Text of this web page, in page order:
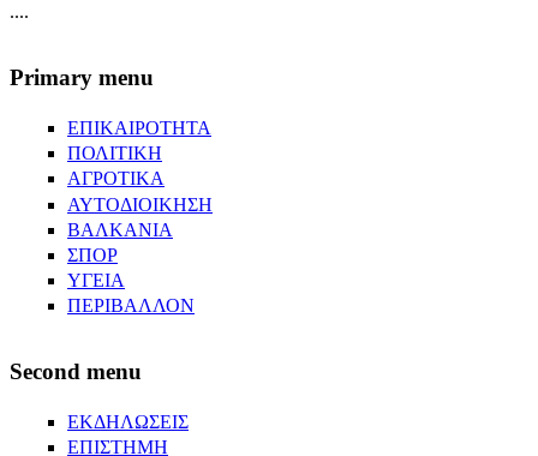
....
Primary menu
ΕΠΙΚΑΙΡΟΤΗΤΑ
ΠΟΛΙΤΙΚΗ
ΑΓΡΟΤΙΚΑ
ΑΥΤΟΔΙΟΙΚΗΣΗ
ΒΑΛΚΑΝΙΑ
ΣΠΟΡ
ΥΓΕΙΑ
ΠΕΡΙΒΑΛΛΟΝ
Second menu
ΕΚΔΗΛΩΣΕΙΣ
ΕΠΙΣΤΗΜΗ